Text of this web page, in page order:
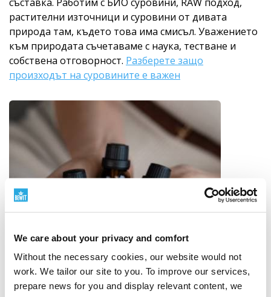
We care about your privacy and comfort
Without the necessary cookies, our website would not
work. We tailor our site to you. To improve our services,
prepare news for you and display relevant content, we
растителни източници и суровини от дивата
природа там, където това има смисъл. Уважението
към природата съчетаваме с наука, тестване и
собствена отговорност. Разберете защо
произходът на суровините е важен